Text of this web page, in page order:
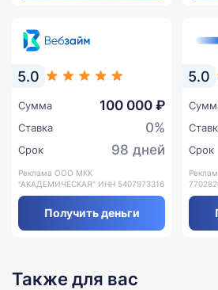
5.0
Сумма 100 000 ₽
Ставка 0%
Срок 98 дней
Реклама ООО МКК
"АКАДЕМИЧЕСКАЯ" ИНН 5407973316
Получить деньги
5.0
Срок
Также для вас